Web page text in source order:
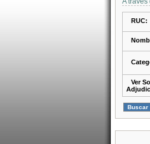
RUC:
Ver